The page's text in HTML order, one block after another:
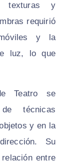
texturas y
requirió
y la
luz, lo que
Teatro se
técnicas
y en la
Su
entre